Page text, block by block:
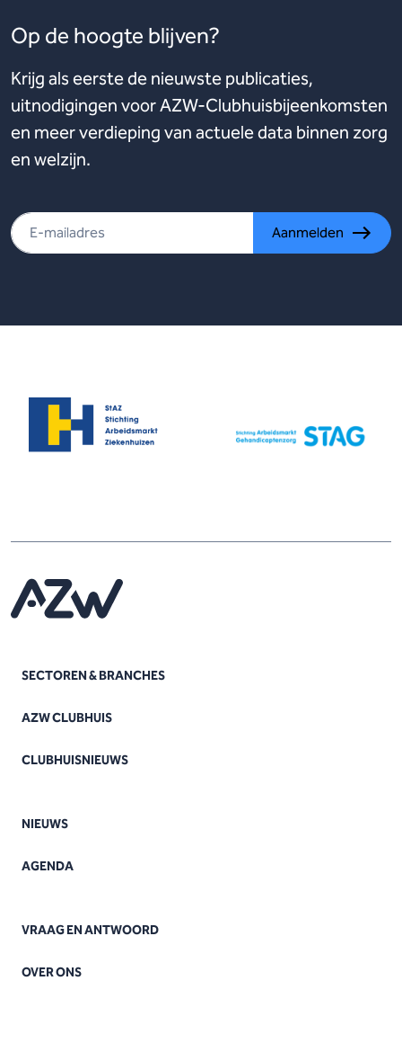
Op de hoogte blijven?
Krijg als eerste de nieuwste publicaties,
uitnodigingen voor AZW-Clubhuisbijeenkomsten
en meer verdieping van actuele data binnen zorg
en welzijn.
Aanmelden
SECTOREN & BRANCHES
AZW CLUBHUIS
CLUBHUISNIEUWS
NIEUWS
AGENDA
VRAAG EN ANTWOORD
OVER ONS